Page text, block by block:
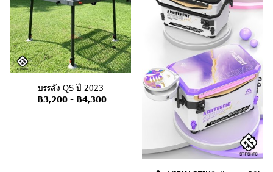
บรรลัง QS ปี 2023
฿3,200 - ฿4,300